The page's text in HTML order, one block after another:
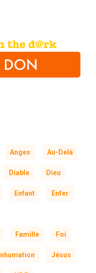
Anges Au-Delà
Diable Dieu
Enfant Enfer
Famille Foi
Inhumation Jésus